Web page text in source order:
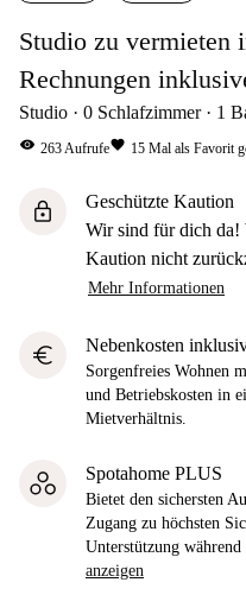
Studio zu vermieten
Rechnungen
Studio 0 Schlafzimmer 1
visibility 263Aufrufefavorite 15 Mal als Favorit
lock
Geschützte Kaution
Wir sind für dich da!
Kaution nicht
Mehr Informationen
euro Nebenkosten
Sorgenfreies Wohnen
und Betriebskosten in
Mietverhältnis.
Spotahome PLUS
Bietet den sichersten
Zugang zu höchsten
Unterstützung
anzeigen